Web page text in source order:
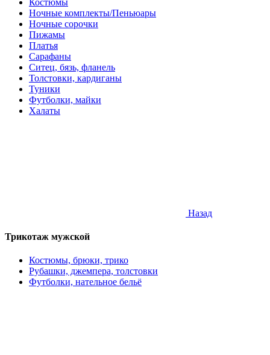
Ночные комплекты/Пеньюары
Ночные сорочки
Пижамы
Платья
Сарафаны
Ситец, бязь, фланель
Толстовки, кардиганы
Туники
Футболки, майки
Халаты
Назад
Трикотаж мужской
Костюмы, брюки, трико
Рубашки, джемпера, толстовки
Футболки, нательное бельё